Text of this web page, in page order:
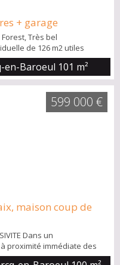
+ garage
Très bel
de 126 m2 utiles
de Marcq en Baroeul.
séjour donnant sur la
indépendante, A l'étage : 4
de bains une salle de
en-Baroeul 101 m²
maison coup de
Dans un
proximité immédiate des
découvrez cette élégante
599 000 €